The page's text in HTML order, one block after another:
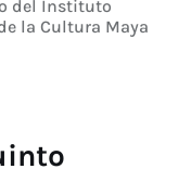
del Instituto
la Cultura Maya